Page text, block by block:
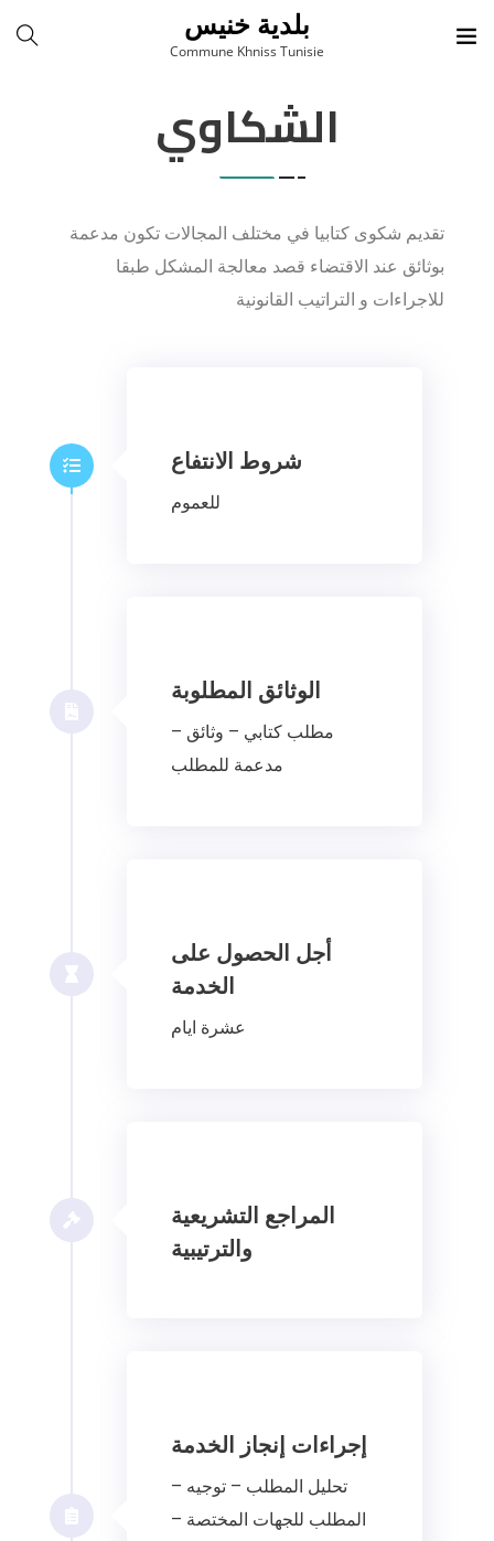
بلدية خنيس
Commune Khniss Tunisie
الشكاوي
تقديم شكوى كتابيا في مختلف المجالات تكون مدعمة
بوثائق عند الاقتضاء قصد معالجة المشكل طبقا
للاجراءات و التراتيب القانونية
شروط الانتفاع
للعموم
الوثائق المطلوبة
– مطلب كتابي – وثائق
مدعمة للمطلب
أجل الحصول على
الخدمة
عشرة ايام
المراجع التشريعية
والترتيبية
إجراءات إنجاز الخدمة
– تحليل المطلب – توجيه
المطلب للجهات المختصة –